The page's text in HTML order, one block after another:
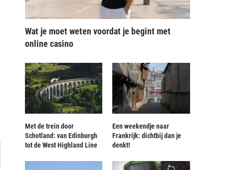
Wat je moet weten voordat je begint met
online casino
Met de trein door
Schotland: van Edinburgh
tot de West Highland Line
Een weekendje naar
Frankrijk: dichtbij dan je
denkt!